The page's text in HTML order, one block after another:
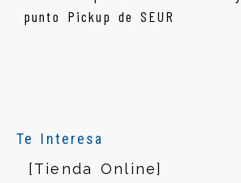
Te Interesa
[Tienda Online]